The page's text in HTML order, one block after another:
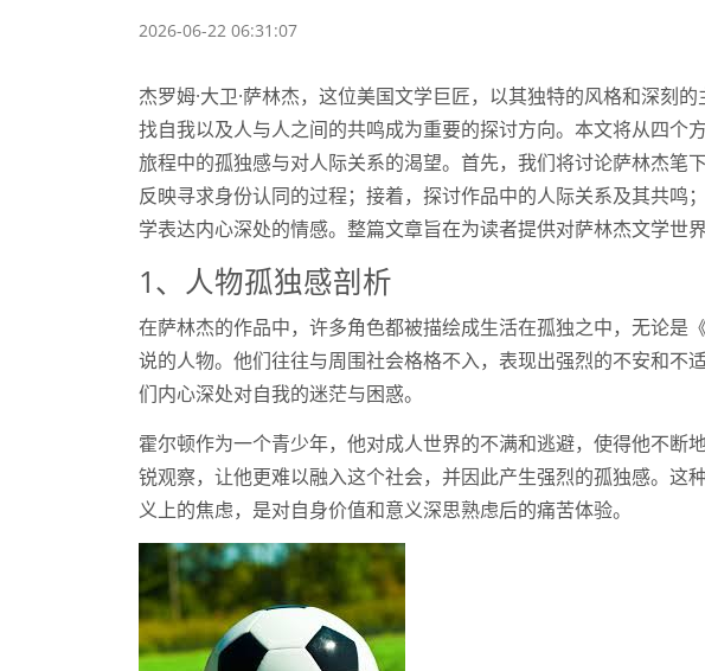
2026-06-22 06:31:07
杰罗姆·大卫·萨林杰，这位美国文学巨匠，以其独特的风格和深刻
找自我以及人与人之间的共鸣成为重要的探讨方向。本文将从四个
旅程中的孤独感与对人际关系的渴望。首先，我们将讨论萨林杰笔
反映寻求身份认同的过程；接着，探讨作品中的人际关系及其共鸣
学表达内心深处的情感。整篇文章旨在为读者提供对萨林杰文学世
1、人物孤独感剖析
在萨林杰的作品中，许多角色都被描绘成生活在孤独之中，无论是
说的人物。他们往往与周围社会格格不入，表现出强烈的不安和不
们内心深处对自我的迷茫与困惑。
霍尔顿作为一个青少年，他对成人世界的不满和逃避，使得他不断
锐观察，让他更难以融入这个社会，并因此产生强烈的孤独感。这
义上的焦虑，是对自身价值和意义深思熟虑后的痛苦体验。